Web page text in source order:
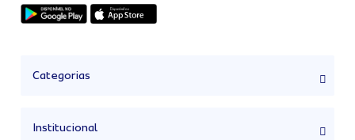
Categorias
Institucional